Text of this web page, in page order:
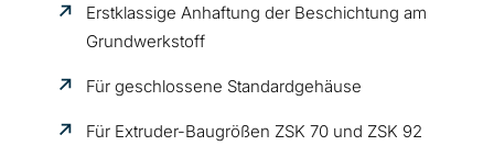
Erstklassige Anhaftung der Beschichtung am
Grundwerkstoff
Für geschlossene Standardgehäuse
Für Extruder-Baugrößen ZSK 70 und ZSK 92